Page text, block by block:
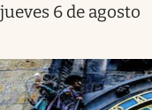
jueves 6 de agosto